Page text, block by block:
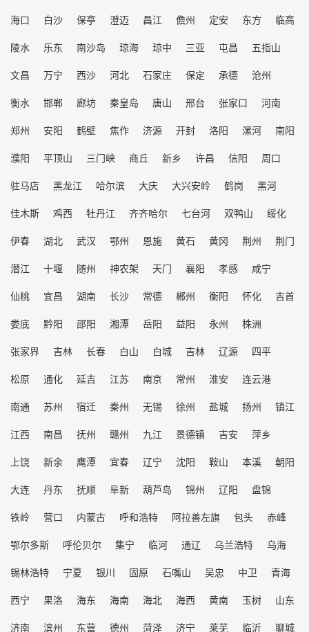
海口
白沙 保亭 澄迈 昌江 儋州 定安 东方
临高
陵水
乐东 南沙岛 琼海 琼中 三亚 屯昌
五指山
文昌
万宁 西沙 河北 石家庄 保定 承德
沧州
衡水
邯郸 廊坊 秦皇岛 唐山 邢台 张家口
河南
郑州
安阳 鹤壁 焦作 济源 开封 洛阳 漯河
南阳
濮阳
平顶山 三门峡 商丘 新乡 许昌 信阳
周口
驻马店
黑龙江 哈尔滨 大庆 大兴安岭 鹤岗
黑河
佳木斯
鸡西 牡丹江 齐齐哈尔 七台河 双鸭山
绥化
伊春
湖北 武汉 鄂州 恩施 黄石 黄冈 荆州
荆门
潜江
十堰 随州 神农架 天门 襄阳 孝感
咸宁
仙桃
宜昌 湖南 长沙 常德 郴州 衡阳 怀化
吉首
娄底
黔阳 邵阳 湘潭 岳阳 益阳 永州
株洲
张家界
吉林 长春 白山 白城 吉林 辽源
四平
松原
通化 延吉 江苏 南京 常州 淮安
连云港
南通
苏州 宿迁 秦州 无锡 徐州 盐城 扬州
镇江
江西
南昌 抚州 赣州 九江 景德镇 吉安
萍乡
上饶
新余 鹰潭 宜春 辽宁 沈阳 鞍山 本溪
朝阳
大连
丹东 抚顺 阜新 葫芦岛 锦州 辽阳
盘锦
铁岭
营口 内蒙古 呼和浩特 阿拉善左旗 包头
赤峰
鄂尔多斯
呼伦贝尔 集宁 临河 通辽 乌兰浩特
乌海
锡林浩特
宁夏 银川 固原 石嘴山 吴忠 中卫
青海
西宁
果洛 海东 海南 海北 海西 黄南 玉树
山东
济南
滨州 东营 德州 菏泽 济宁 莱芜 临沂
聊城